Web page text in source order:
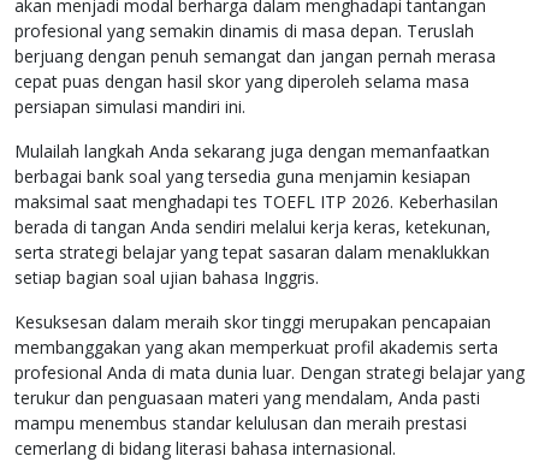
akan menjadi modal berharga dalam menghadapi tantangan
profesional yang semakin dinamis di masa depan. Teruslah
berjuang dengan penuh semangat dan jangan pernah merasa
cepat puas dengan hasil skor yang diperoleh selama masa
persiapan simulasi mandiri ini.
Mulailah langkah Anda sekarang juga dengan memanfaatkan
berbagai bank soal yang tersedia guna menjamin kesiapan
maksimal saat menghadapi tes TOEFL ITP 2026. Keberhasilan
berada di tangan Anda sendiri melalui kerja keras, ketekunan,
serta strategi belajar yang tepat sasaran dalam menaklukkan
setiap bagian soal ujian bahasa Inggris.
Kesuksesan dalam meraih skor tinggi merupakan pencapaian
membanggakan yang akan memperkuat profil akademis serta
profesional Anda di mata dunia luar. Dengan strategi belajar yang
terukur dan penguasaan materi yang mendalam, Anda pasti
mampu menembus standar kelulusan dan meraih prestasi
cemerlang di bidang literasi bahasa internasional.